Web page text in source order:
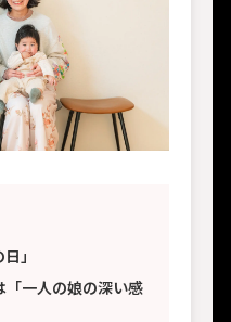
」
一人の娘の深い感